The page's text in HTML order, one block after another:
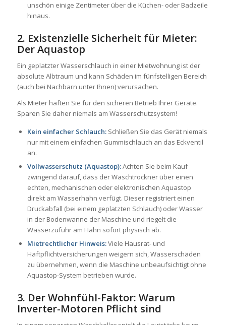
unschön einige Zentimeter über die Küchen- oder Badzeile
hinaus.
2. Existenzielle Sicherheit für Mieter:
Der Aquastop
Ein geplatzter Wasserschlauch in einer Mietwohnung ist der
absolute Albtraum und kann Schäden im fünfstelligen Bereich
(auch bei Nachbarn unter Ihnen) verursachen.
Als Mieter haften Sie für den sicheren Betrieb Ihrer Geräte.
Sparen Sie daher niemals am Wasserschutzsystem!
Kein einfacher Schlauch:Schließen Sie das Gerät niemals
nur mit einem einfachen Gummischlauch an das Eckventil
an.
Vollwasserschutz (Aquastop):Achten Sie beim Kauf
zwingend darauf, dass der Waschtrockner über einen
echten, mechanischen oder elektronischen Aquastop
direkt am Wasserhahn verfügt. Dieser registriert einen
Druckabfall (bei einem geplatzten Schlauch) oder Wasser
in der Bodenwanne der Maschine und riegelt die
Wasserzufuhr am Hahn sofort physisch ab.
Mietrechtlicher Hinweis:Viele Hausrat- und
Haftpflichtversicherungen weigern sich, Wasserschäden
zu übernehmen, wenn die Maschine unbeaufsichtigt ohne
Aquastop-System betrieben wurde.
3. Der Wohnfühl-Faktor: Warum
Inverter-Motoren Pflicht sind